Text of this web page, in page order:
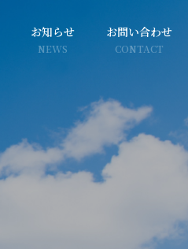
お知らせ
NEWS
お問い合わせ
CONTACT